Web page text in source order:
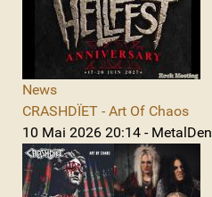
News
CRASHDÏET - Art Of Chaos
10 Mai 2026 20:14 - MetalDen